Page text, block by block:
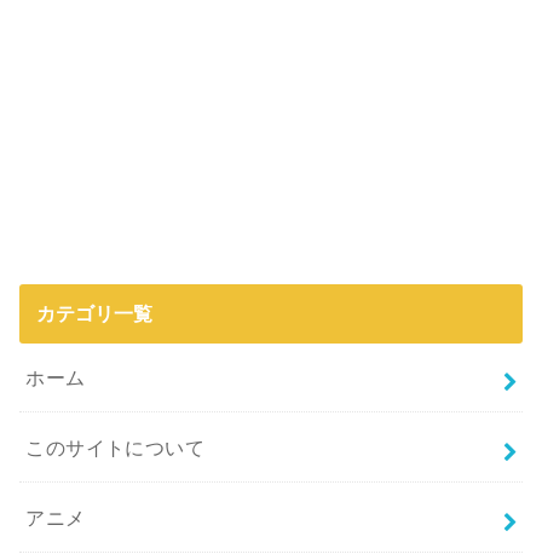
カテゴリ一覧
ホーム
このサイトについて
アニメ